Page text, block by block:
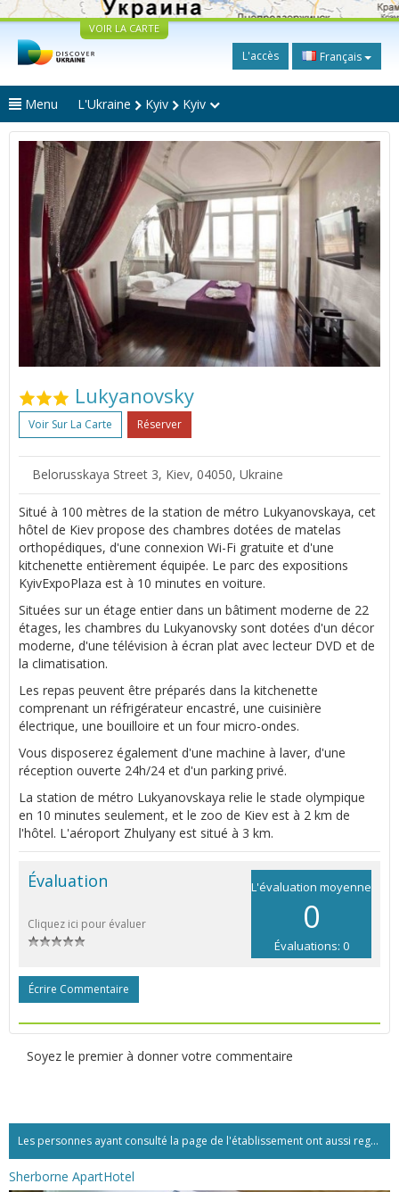
VOIR LA CARTE
L'accès Français
Menu L'Ukraine Kyiv Kyiv
Lukyanovsky
Voir Sur La Carte Réserver
Belorusskaya Street 3, Kiev, 04050, Ukraine
Situé à 100 mètres de la station de métro Lukyanovskaya, cet
hôtel de Kiev propose des chambres dotées de matelas
orthopédiques, d'une connexion Wi-Fi gratuite et d'une
kitchenette entièrement équipée. Le parc des expositions
KyivExpoPlaza est à 10 minutes en voiture.
Situées sur un étage entier dans un bâtiment moderne de 22
étages, les chambres du Lukyanovsky sont dotées d'un décor
moderne, d'une télévision à écran plat avec lecteur DVD et de
la climatisation.
Les repas peuvent être préparés dans la kitchenette
comprenant un réfrigérateur encastré, une cuisinière
électrique, une bouilloire et un four micro-ondes.
Vous disposerez également d'une machine à laver, d'une
réception ouverte 24h/24 et d'un parking privé.
La station de métro Lukyanovskaya relie le stade olympique
en 10 minutes seulement, et le zoo de Kiev est à 2 km de
l'hôtel. L'aéroport Zhulyany est situé à 3 km.
L'évaluation moyenne
0
Évaluations: 0
Évaluation
Cliquez ici pour évaluer
Écrire Commentaire
Soyez le premier à donner votre commentaire
Les personnes ayant consulté la page de l'établissement ont aussi regardé:...
Sherborne ApartHotel